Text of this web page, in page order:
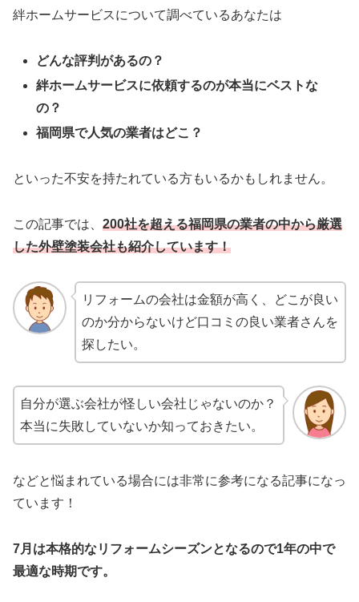
絆ホームサービスについて調べているあなたは
どんな評判があるの？
絆ホームサービスに依頼するのが本当にベストな
の？
福岡県で人気の業者はどこ？
といった不安を持たれている方もいるかもしれません。
この記事では、 200社を超える福岡県の業者の中から厳選
した外壁塗装会社も紹介しています！
リフォームの会社は金額が高く、どこが良い
のか分からないけど口コミの良い業者さんを
探したい。
自分が選ぶ会社が怪しい会社じゃないのか？
本当に失敗していないか知っておきたい。
などと悩まれている場合には非常に参考になる記事になっ
ています！
7月は本格的なリフォームシーズンとなるので1年の中で
最適な時期です。